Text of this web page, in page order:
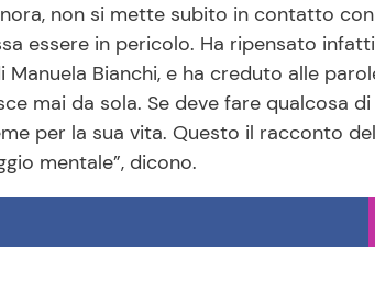
non si mette subito in contatto
essere in pericolo. Ha ripensato
Bianchi, e ha creduto alle
mai da sola. Se deve fare qualcosa
per la sua vita. Questo il racconto
mentale”, dicono.